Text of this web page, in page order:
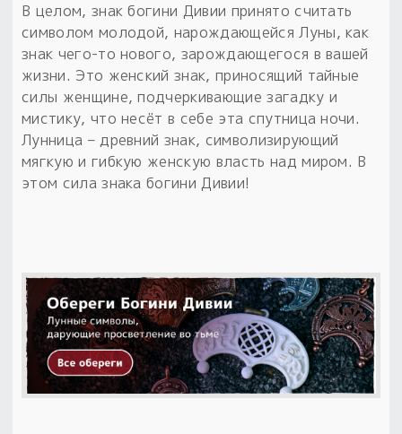
В целом, знак богини Дивии принято считать
символом молодой, нарождающейся Луны, как
знак чего-то нового, зарождающегося в вашей
жизни. Это женский знак, приносящий тайные
силы женщине, подчеркивающие загадку и
мистику, что несёт в себе эта спутница ночи.
Лунница – древний знак, символизирующий
мягкую и гибкую женскую власть над миром. В
этом сила знака богини Дивии!